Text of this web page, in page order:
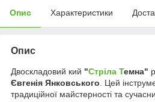
Опис Характеристики
Опис
Двоскладовий кий "Стріла Темна"
Євгенія Янковського . Цей
традиційної майстерності та